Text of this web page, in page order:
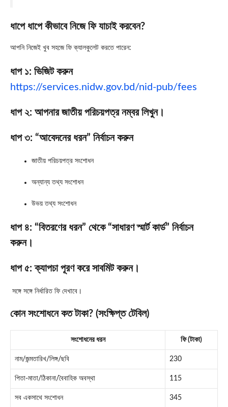
ধাপে ধাপে কীভাবে নিজে ফি যাচাই করবেন?
আপনি নিজেই খুব সহজে ফি ক্যালকুলেট করতে পারেন:
ধাপ ১: ভিজিট করুন
https://services.nidw.gov.bd/nid-pub/fees
ধাপ ২: আপনার জাতীয় পরিচয়পত্র নম্বর লিখুন।
ধাপ ৩: “আবেদনের ধরন” নির্বাচন করুন
জাতীয় পরিচয়পত্র সংশোধন
অন্যান্য তথ্য সংশোধন
উভয় তথ্য সংশোধন
ধাপ ৪: “বিতরণের ধরন” থেকে “সাধারণ স্মার্ট কার্ড” নির্বাচন
করুন।
ধাপ ৫: ক্যাপচা পূরণ করে সাবমিট করুন।
সঙ্গে সঙ্গে নির্ধারিত ফি দেখাবে।
কোন সংশোধনে কত টাকা? (সংক্ষিপ্ত টেবিল)
সংশোধনের ধরন ফি (টাকা)
নাম/জন্মতারিখ/লিঙ্গ/ছবি 230
পিতা-মাতা/ঠিকানা/বৈবাহিক অবস্থা 115
সব একসাথে সংশোধন 345